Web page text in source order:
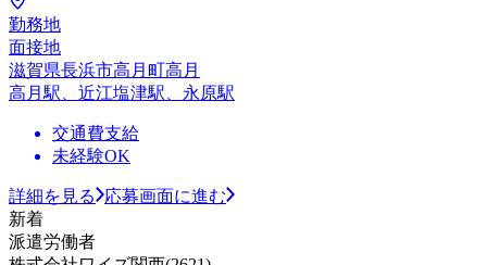
勤務地
面接地
滋賀県長浜市高月町高月
高月駅、近江塩津駅、永原駅
交通費支給
未経験OK
詳細を見る
応募画面に進む
新着
派遣労働者